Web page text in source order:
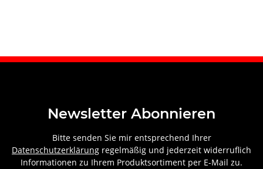
Newsletter Abonnieren
Bitte senden Sie mir entsprechend Ihrer
Datenschutzerklärung regelmäßig und jederzeit widerruflich
Informationen zu Ihrem Produktsortiment per E-Mail zu.